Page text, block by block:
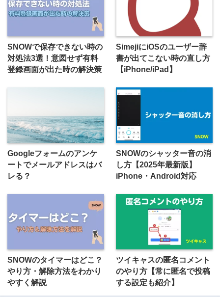
SNOWで保存できない時の
対処法3選！意図せず有料
登録画面が出た時の解決策
SimejiにiOSのユーザー辞
書が出てこない時の直し方
【iPhone/iPad】
Googleフォームのアンケ
ートでメールアドレスはバ
レる？
SNOWのシャッター音の消
し方【2025年最新版】
iPhone・Android対応
SNOWのタイマーはどこ？
やり方・解除方法をわかり
やすく解説
ツイキャスの匿名コメント
のやり方【常に匿名で投稿
する設定も紹介】